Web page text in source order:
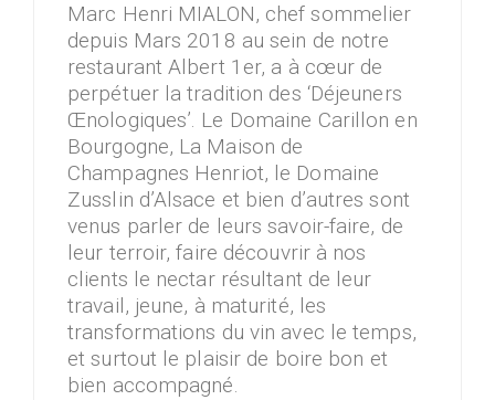
Marc Henri MIALON, chef sommelier
depuis Mars 2018 au sein de notre
restaurant Albert 1er, a à cœur de
perpétuer la tradition des ‘Déjeuners
Œnologiques’. Le Domaine Carillon en
Bourgogne, La Maison de
Champagnes Henriot, le Domaine
Zusslin d’Alsace et bien d’autres sont
venus parler de leurs savoir-faire, de
leur terroir, faire découvrir à nos
clients le nectar résultant de leur
travail, jeune, à maturité, les
transformations du vin avec le temps,
et surtout le plaisir de boire bon et
bien accompagné.